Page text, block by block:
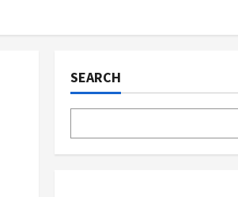
SEARCH